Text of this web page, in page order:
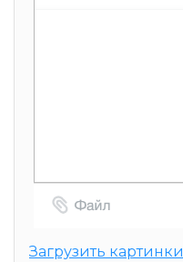
Загрузить картинки